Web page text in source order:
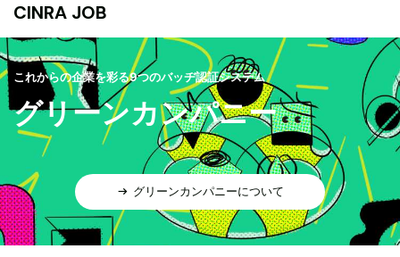
CINRA JOB
これからの企業を彩る9つのバッヂ認証システム
グリーンカンパニー
グリーンカンパニーについて